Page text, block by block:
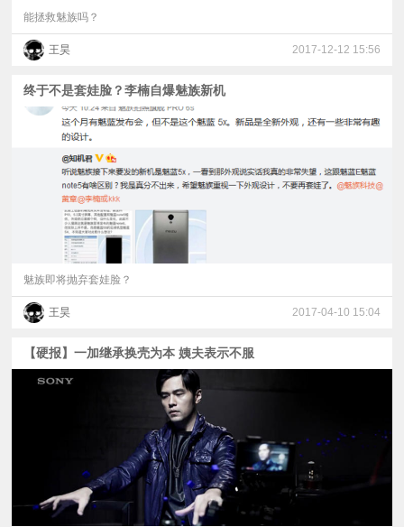
讯
评
测
普
验
能拯救魅族吗？
王昊 2017-12-12 15:56
终于不是套娃脸？李楠自爆魅族新机
魅族即将抛弃套娃脸？
王昊 2017-04-10 15:04
【硬报】一加继承换壳为本 姨夫表示不服